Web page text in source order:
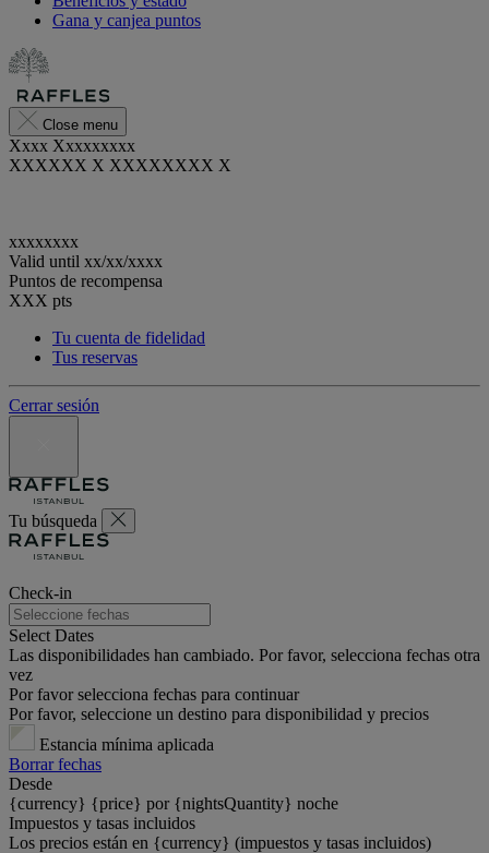
Gana y canjea puntos
Close menu
Xxxx Xxxxxxxxx
XXXXXX X XXXXXXXX X
xxxxxxxx
Valid until xx/xx/xxxx
Puntos de recompensa
XXX pts
Tu cuenta de fidelidad
Tus reservas
Cerrar sesión
Tu búsqueda
Check-in
Select Dates
Las disponibilidades han cambiado. Por favor, selecciona fechas otra
vez
Por favor selecciona fechas para continuar
Por favor, seleccione un destino para disponibilidad y precios
Estancia mínima aplicada
Borrar fechas
Desde
{currency} {price} por {nightsQuantity} noche
Impuestos y tasas incluidos
Los precios están en {currency} (impuestos y tasas incluidos)